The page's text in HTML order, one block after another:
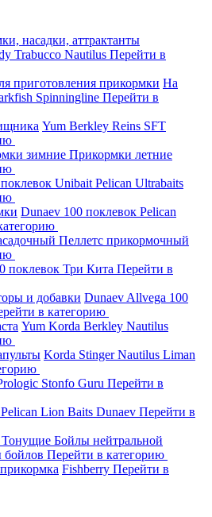
насадки, аттрактанты
Trabucco Nautilus Перейти в
приготовления прикормки На
Spinningline Перейти в
Yum Berkley Reins SFT
зимние Прикормки летние
Unibait Pelican Ultrabaits
Dunaev 100 поклевок Pelican
Пеллетс прикормочный
поклевок Три Кита Перейти в
и добавки Dunaev Allvega 100
в категорию
Yum Korda Berkley Nautilus
Korda StingerNautilus Liman
Stonfo Guru Перейти в
Pelican Lion Baits Dunaev Перейти в
Тонущие Бойлы нейтральной
Перейти в категорию
Fishberry Перейти в